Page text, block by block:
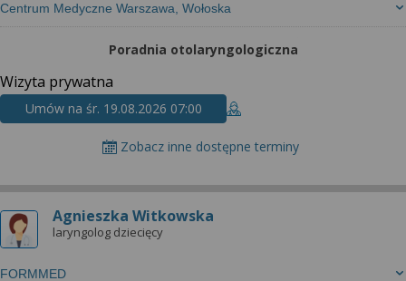
Centrum Medyczne Warszawa, Wołoska
Poradnia otolaryngologiczna
Wizyta prywatna
Umów na śr. 19.08.2026 07:00
Zobacz inne dostępne terminy
Agnieszka Witkowska
laryngolog dziecięcy
FORMMED